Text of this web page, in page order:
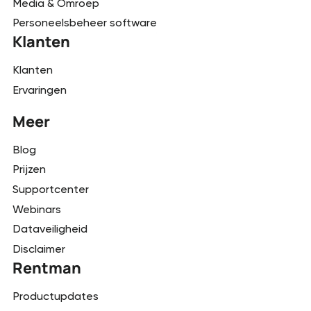
Media & Omroep
Personeelsbeheer software
Klanten
Klanten
Ervaringen
Meer
Blog
Prijzen
Supportcenter
Webinars
Dataveiligheid
Disclaimer
Rentman
Productupdates